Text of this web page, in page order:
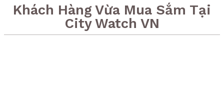
Khách Hàng Vừa Mua Sắm Tại
City Watch VN